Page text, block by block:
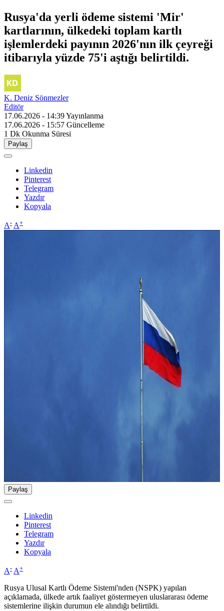
Rusya'da yerli ödeme sistemi 'Mir'
kartlarının, ülkedeki toplam kartlı
işlemlerdeki payının 2026'nın ilk çeyreği
itibarıyla yüzde 75'i aştığı belirtildi.
K. Deniz Sönmezler
Editör
17.06.2026 - 14:39Yayınlanma
17.06.2026 - 15:57 Güncelleme
1 Dk Okunma Süresi
Paylaş
Linkedin
Pinterest
Telegram
Yazdır
Kopyala
A- A+
Paylaş
Linkedin
Pinterest
Telegram
Yazdır
Kopyala
A- A+
Rusya Ulusal Kartlı Ödeme Sistemi'nden (NSPK) yapılan
açıklamada, ülkede artık faaliyet göstermeyen uluslararası ödeme
sistemlerine ilişkin durumun ele alındığı belirtildi.